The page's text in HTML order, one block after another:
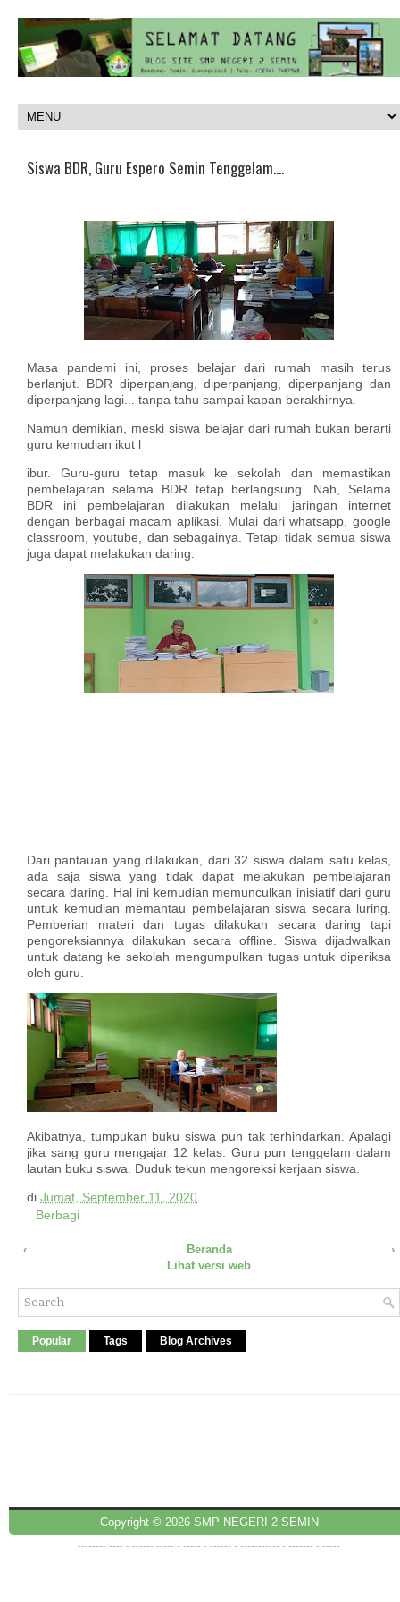
Siswa BDR, Guru Espero Semin Tenggelam....
Masa pandemi ini, proses belajar dari rumah masih terus
berlanjut. BDR diperpanjang, diperpanjang, diperpanjang dan
diperpanjang lagi... tanpa tahu sampai kapan berakhirnya.
Namun demikian, meski siswa belajar dari rumah bukan berarti
guru kemudian ikut l
ibur. Guru-guru tetap masuk ke sekolah dan memastikan
pembelajaran selama BDR tetap berlangsung. Nah, Selama
BDR ini pembelajaran dilakukan melalui jaringan internet
dengan berbagai macam aplikasi. Mulai dari whatsapp, google
classroom, youtube, dan sebagainya. Tetapi tidak semua siswa
juga dapat melakukan daring.
Dari pantauan yang dilakukan, dari 32 siswa dalam satu kelas,
ada saja siswa yang tidak dapat melakukan pembelajaran
secara daring. Hal ini kemudian memunculkan inisiatif dari guru
untuk kemudian memantau pembelajaran siswa secara luring.
Pemberian materi dan tugas dilakukan secara daring tapi
pengoreksiannya dilakukan secara offline. Siswa dijadwalkan
untuk datang ke sekolah mengumpulkan tugas untuk diperiksa
oleh guru.
Akibatnya, tumpukan buku siswa pun tak terhindarkan. Apalagi
jika sang guru mengajar 12 kelas. Guru pun tenggelam dalam
lautan buku siswa. Duduk tekun mengoreksi kerjaan siswa.
di Jumat, September 11, 2020
Berbagi
‹ ›
Beranda
Lihat versi web
Popular Tags Blog Archives
Copyright © 2026 SMP NEGERI 2 SEMIN
-------- ---- - ------ ----- - ----- - ------ - ----------- - ------- - -----